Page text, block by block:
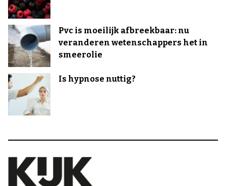
Pvc is moeilijk afbreekbaar: nu
veranderen wetenschappers het in
smeerolie
Is hypnose nuttig?